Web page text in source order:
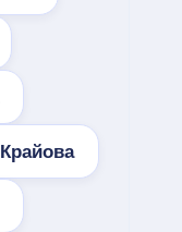
Крайова